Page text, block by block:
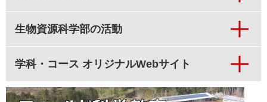
生物資源科学部の活動
学科・コース オリジナルWebサイト